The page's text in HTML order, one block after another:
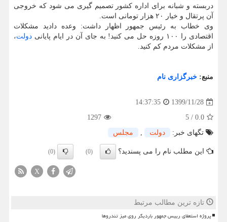
دربسته و شبانه برای اداره کشور تصمیم گیری می شود که خروجی
آن پرتقال و خیار ۲۰ هزار تومانی است.
وی خطاب به رئیس جمهور اظهار داشت: وعده دادید مشکلات
اقتصادی را ۱۰۰ روزه حل می کنید! به جای آن در ایام پایانی
دولت،
از مشکلات مردم کم کنید.
منبع: خبرگزاری نام
1399/11/28
14:37:35
0.0
/
5
1297
تگهای خبر:
دولت , مجلس
این مطلب نام را می پسندید؟ (0)
(0)
X
تازه ترین مطالب مرتبط
پروژه استعفای رییس جمهور باردیگر روی میز تندروها